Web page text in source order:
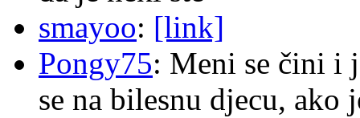
smayoo: [link]
Pongy75: Meni se čini i
se na bilesnu djecu, ako